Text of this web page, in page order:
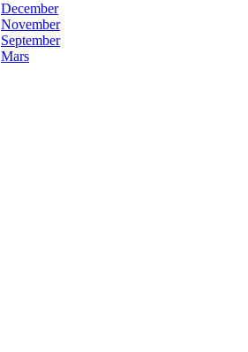
December
November
September
Mars